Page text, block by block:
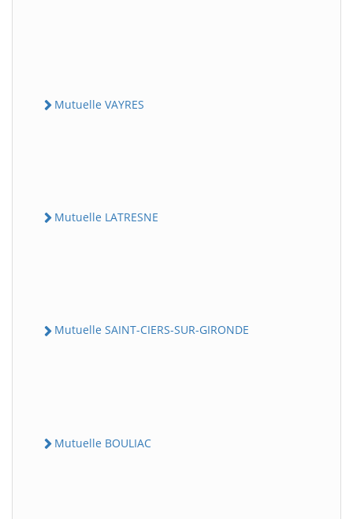
Mutuelle VAYRES
Mutuelle LATRESNE
Mutuelle SAINT-CIERS-SUR-GIRONDE
Mutuelle BOULIAC